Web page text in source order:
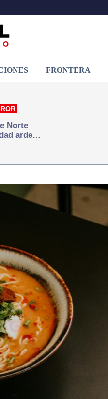
FRONTERA
Norte
arde…